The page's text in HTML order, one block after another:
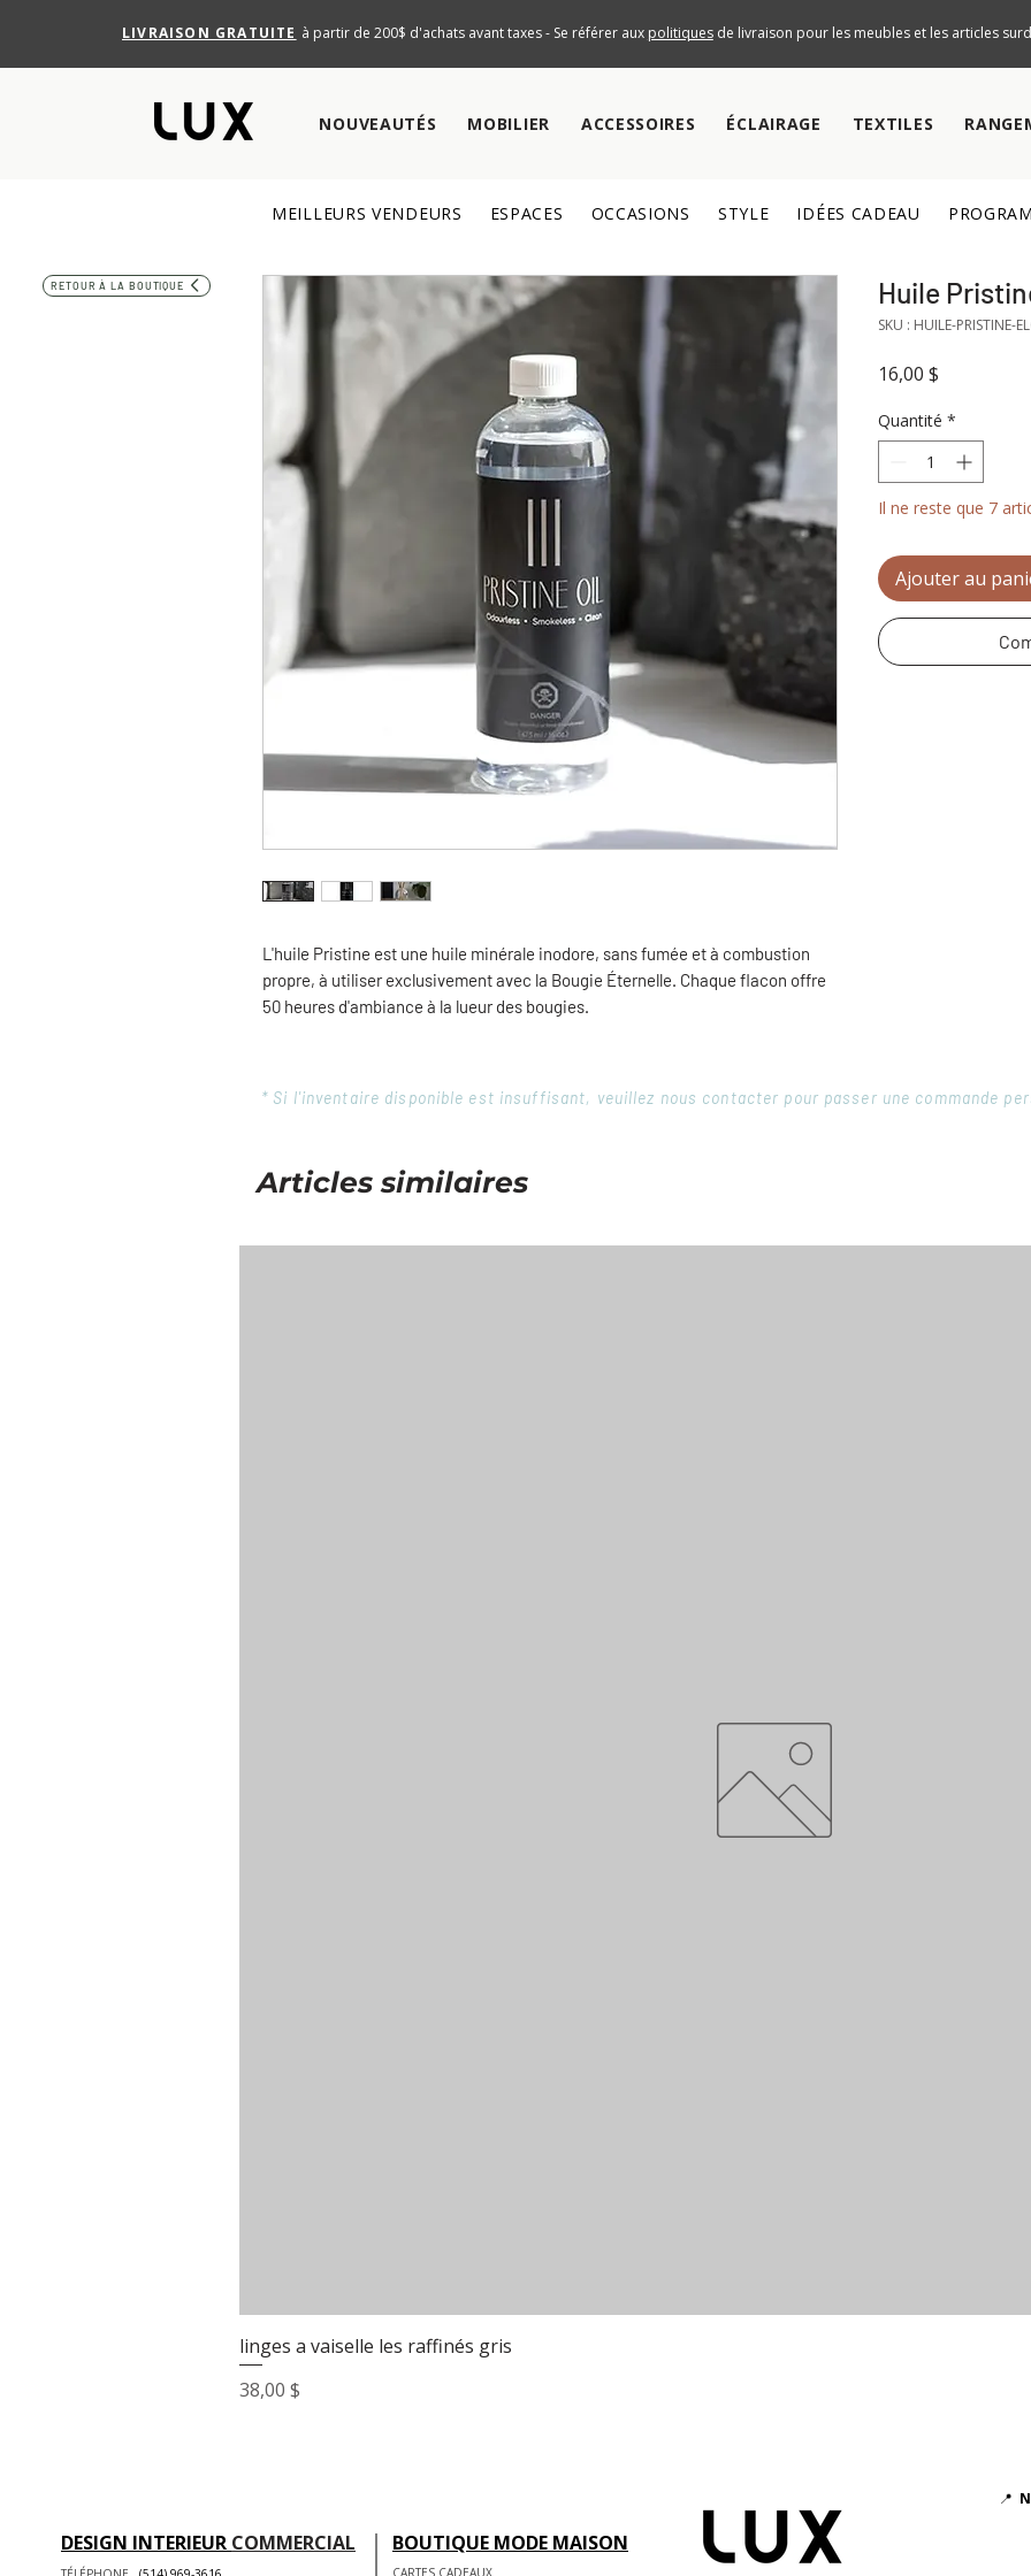
LIVRAISON GRATUITE à partir de 200$ d'achats avant taxes - Se référer aux politiquesde livraison pour les meubles et les articles
NOUVEAUTÉS MOBILIER ACCESSOIRES ÉCLAIRAGE TEXTILES
MEILLEURS VENDEURS ESPACES OCCASIONS STYLE IDÉES CADEAU
RETOUR À LA BOUTIQUE
L'huile Pristine est une huile minérale inodore, sans fumée et à combustion
propre, à utiliser exclusivement avec la Bougie Éternelle. Chaque flacon offre
50 heures d'ambiance à la lueur des bougies.
Huile
SKU : HUILE-PRISTINE-
16,00 $
Quantité *
Il ne reste que 7
Ajouter au
* Si l'inventaire disponible est insuffisant, veuillez nous contacter pour passer une commande
Articles similaires
linges a vaiselle les raffinés gris
Prix
38,00 $
DESIGN INTERIEUR COMMERCIAL BOUTIQUE MODE MAISON
📍